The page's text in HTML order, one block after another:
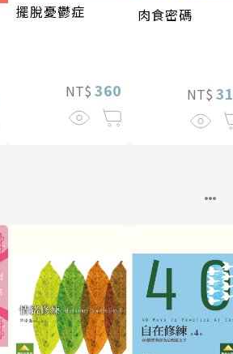
擺脫憂鬱症
NT$ 360
肉食密碼
NT$